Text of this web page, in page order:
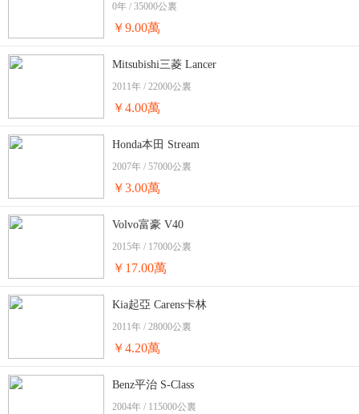
0年 / 35000公裏
￥9.00萬
Mitsubishi三菱 Lancer
2011年 / 22000公裏
￥4.00萬
Honda本田 Stream
2007年 / 57000公裏
￥3.00萬
Volvo富豪 V40
2015年 / 17000公裏
￥17.00萬
Kia起亞 Carens卡林
2011年 / 28000公裏
￥4.20萬
Benz平治 S-Class
2004年 / 115000公裏